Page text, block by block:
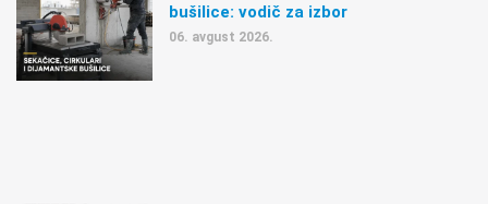
bušilice: vodič za izbor
06. avgust 2026.